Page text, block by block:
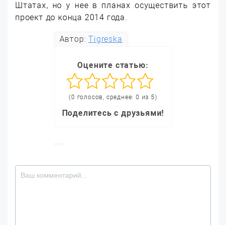
Штатах, но у нее в планах осуществить этот
проект до конца 2014 года.
Автор:Tigreska
Оцените статью:
(0 голосов, среднее: 0 из 5)
Поделитесь с друзьями!